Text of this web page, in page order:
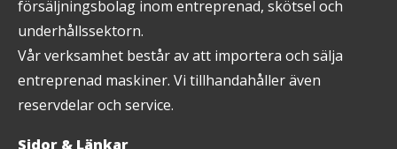
försäljningsbolag inom entreprenad, skötsel och
underhållssektorn.
Vår verksamhet består av att importera och sälja
entreprenad maskiner. Vi tillhandahåller även
reservdelar och service.
Sidor & Länkar